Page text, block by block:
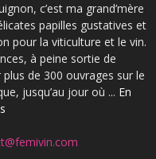
c’est ma grand’mère
papilles gustatives et
pour la viticulture et le vin.
à peine sortie de
plus de 300 ouvrages sur le
jusqu’au jour où ... En